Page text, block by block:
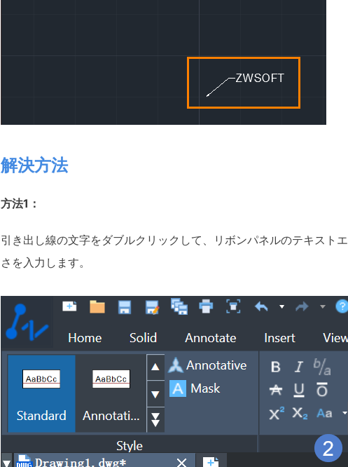
解決方法
方法1：
引き出し線の文字をダブルクリックして、リボンパネルのテキスト
さを入力します。